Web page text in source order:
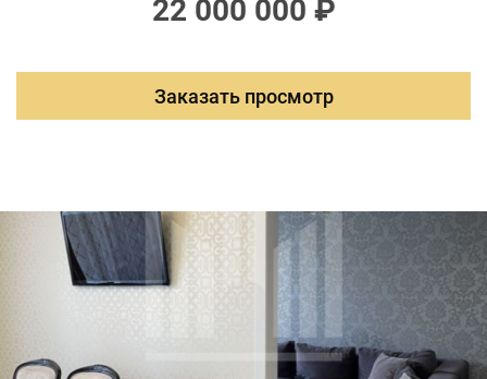
22 000 000 ₽
Заказать просмотр